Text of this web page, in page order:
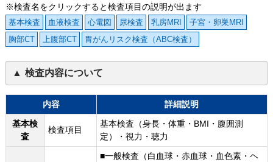
※検査名をクリックすると検査項目の説明が出ます
基本検査 血液検査 心電図 尿検査 乳房MRI
子宮・卵巣MRI
胸部CT
上腹部CT 胃がんリスク検査（ABC検査）
検査内容について
内容
詳細説明
基本検
査
検査項目
基本検査（身長・体重・BMI・腹囲測
定）・視力・聴力
■一般検査（白血球・赤血球・血色素・ヘ